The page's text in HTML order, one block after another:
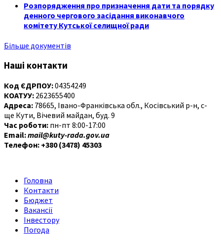
Розпорядження про призначення дати та порядку
денного чергового засідання виконавчого
комітету Кутської селищної ради
Більше документів
Наші контакти
Код ЄДРПОУ:04354249
КОАТУУ: 2623655400
Адреса: 78665, Івано-Франківська обл., Косівський р-н, с-
ще Кути, Вічевий майдан, буд. 9
Час роботи: пн-пт 8:00-17:00
Email:mail@kuty-rada.gov.ua
Телефон: +380 (3478) 45303
Головна
Контакти
Бюджет
Вакансії
Інвестору
Погода